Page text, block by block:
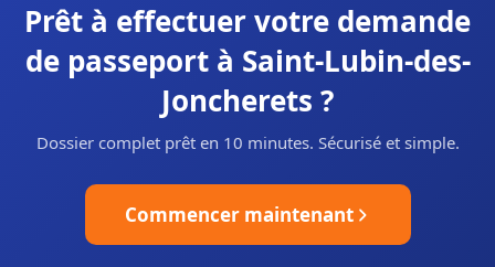
Prêt à effectuer votre demande
de passeport à Saint-Lubin-des-
Joncherets ?
Dossier complet prêt en 10 minutes. Sécurisé et simple.
Commencer maintenant